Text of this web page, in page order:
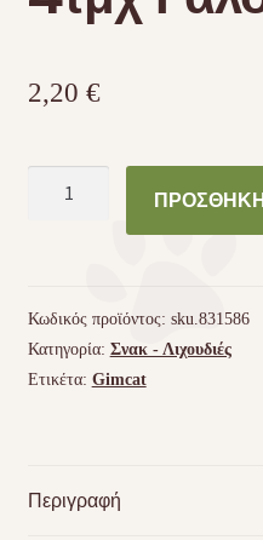
2,20 €
Κωδικός προϊόντος: sku.831586
Κατηγορία: Σνακ - Λιχουδιές
Ετικέτα: Gimcat
Περιγραφή